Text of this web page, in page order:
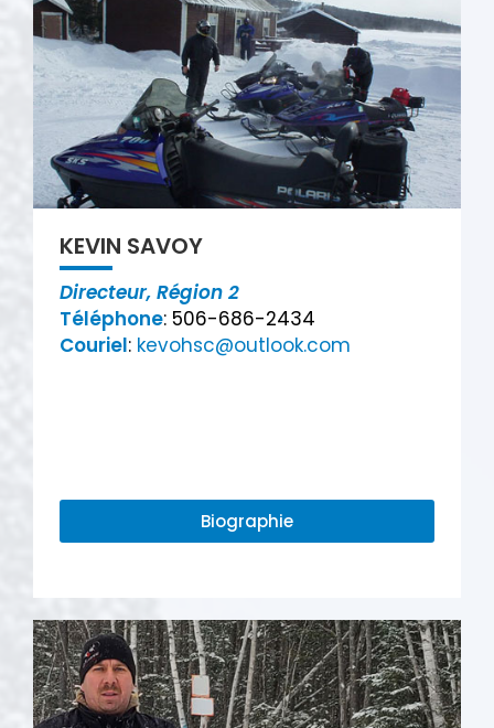
KEVIN SAVOY
Directeur, Région 2
Téléphone: 506-686-2434
Couriel: kevohsc@outlook.com
Biographie